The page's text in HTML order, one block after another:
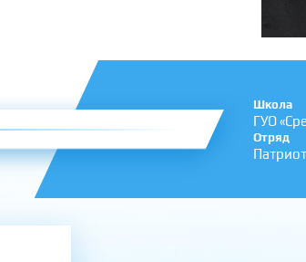
Школа
ГУО
Отряд
Патриот